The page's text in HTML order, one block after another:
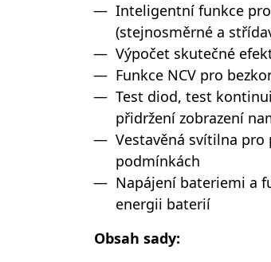
Inteligentní funkce
(stejnosměrné a
Výpočet skutečné
Funkce NCV pro
Test diod, test
přidržení zobrazení
Vestavěná svítilna pro
podmínkách
Napájení bateriemi a
energii baterií
Obsah sady: